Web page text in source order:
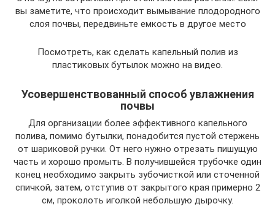
вы заметите, что происходит вымывание плодородного
слоя почвы, передвиньте емкость в другое место
Посмотреть, как сделать капельный полив из
пластиковых бутылок можно на видео.
Усовершенствованный способ увлажнения
почвы
Для организации более эффективного капельного
полива, помимо бутылки, понадобится пустой стержень
от шариковой ручки. От него нужно отрезать пишущую
часть и хорошо промыть. В получившейся трубочке один
конец необходимо закрыть зубочисткой или сточенной
спичкой, затем, отступив от закрытого края примерно 2
см, проколоть иголкой небольшую дырочку.